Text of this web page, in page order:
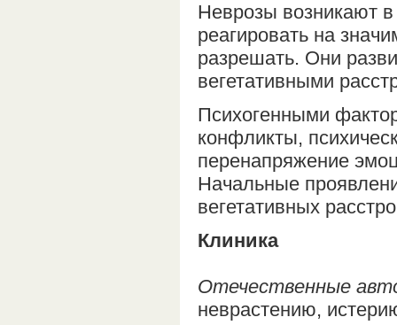
Неврозы возникают в
реагировать на
разрешать. Они
вегетативными
Психогенными
конфликты,
перенапряжение
Начальные
вегетативных
Клиника
Отечественные
неврастению,